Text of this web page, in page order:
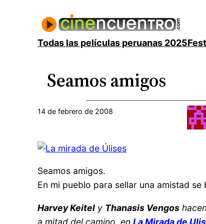
contenidoTodas las películas peruanas 2025
Seamos amigos
14 de febrero de 2008
Seamos amigos.
En mi pueblo para sellar una amistad
Harvey Keitel y Thanasis Vengos
a mitad del camino, enLa Mirada de